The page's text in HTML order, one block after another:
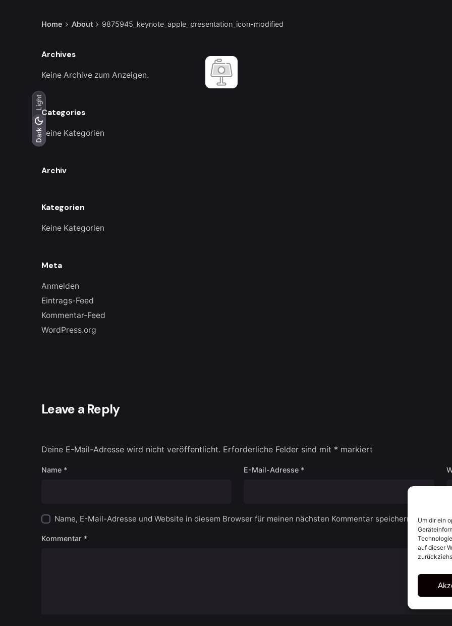
Um dir ein
auf dieser
Dark
Light
Dark
Light
Home About 9875945_keynote_apple_presentation_icon-modified
Archives
Keine Archive zum Anzeigen.
Categories
Keine Kategorien
Archiv
Kategorien
Keine Kategorien
Meta
Anmelden
Eintrags-Feed
Kommentar-Feed
WordPress.org
Leave a Reply
Deine E-Mail-Adresse wird nicht veröffentlicht. Erforderliche Felder sind mit * markiert
Name * E-Mail-Adresse *
Name, E-Mail-Adresse und Website in diesem Browser für meinen nächsten Kommentar speichern.
Kommentar *